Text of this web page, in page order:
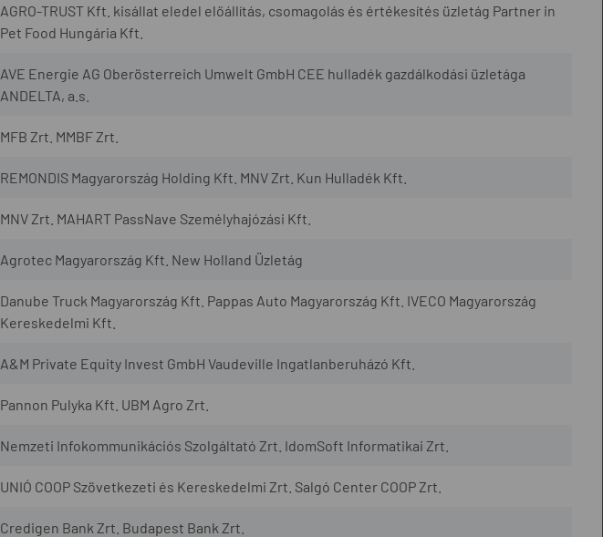
AGRO-TRUST Kft. kisállat eledel előállítás, csomagolás és értékesítés üzletág Partner in
Pet Food Hungária Kft.
AVE Energie AG Oberösterreich Umwelt GmbH CEE hulladék gazdálkodási üzletága
ANDELTA, a.s.
MFB Zrt. MMBF Zrt.
REMONDIS Magyarország Holding Kft. MNV Zrt. Kun Hulladék Kft.
MNV Zrt. MAHART PassNave Személyhajózási Kft.
Agrotec Magyarország Kft. New Holland Üzletág
Danube Truck Magyarország Kft. Pappas Auto Magyarország Kft. IVECO Magyarország
Kereskedelmi Kft.
A&M Private Equity Invest GmbH Vaudeville Ingatlanberuházó Kft.
Pannon Pulyka Kft. UBM Agro Zrt.
Nemzeti Infokommunikációs Szolgáltató Zrt. IdomSoft Informatikai Zrt.
UNIÓ COOP Szövetkezeti és Kereskedelmi Zrt. Salgó Center COOP Zrt.
Credigen Bank Zrt. Budapest Bank Zrt.